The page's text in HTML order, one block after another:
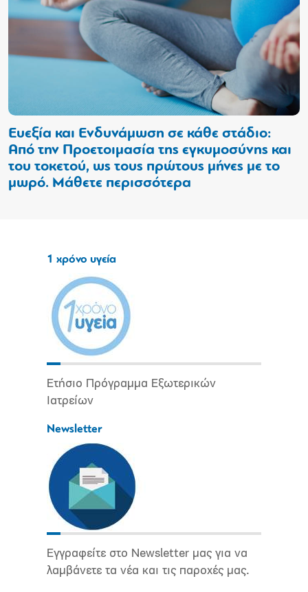
Ευεξία και Ενδυνάμωση σε κάθε στάδιο:
Από την Προετοιμασία της εγκυμοσύνης και
του τοκετού, ως τους πρώτους μήνες με το
μωρό. Μάθετε περισσότερα
1 χρόνο υγεία
Ετήσιο Πρόγραμμα Εξωτερικών
Ιατρείων
Newsletter
Εγγραφείτε στο Newsletter μας για να
λαμβάνετε τα νέα και τις παροχές μας.